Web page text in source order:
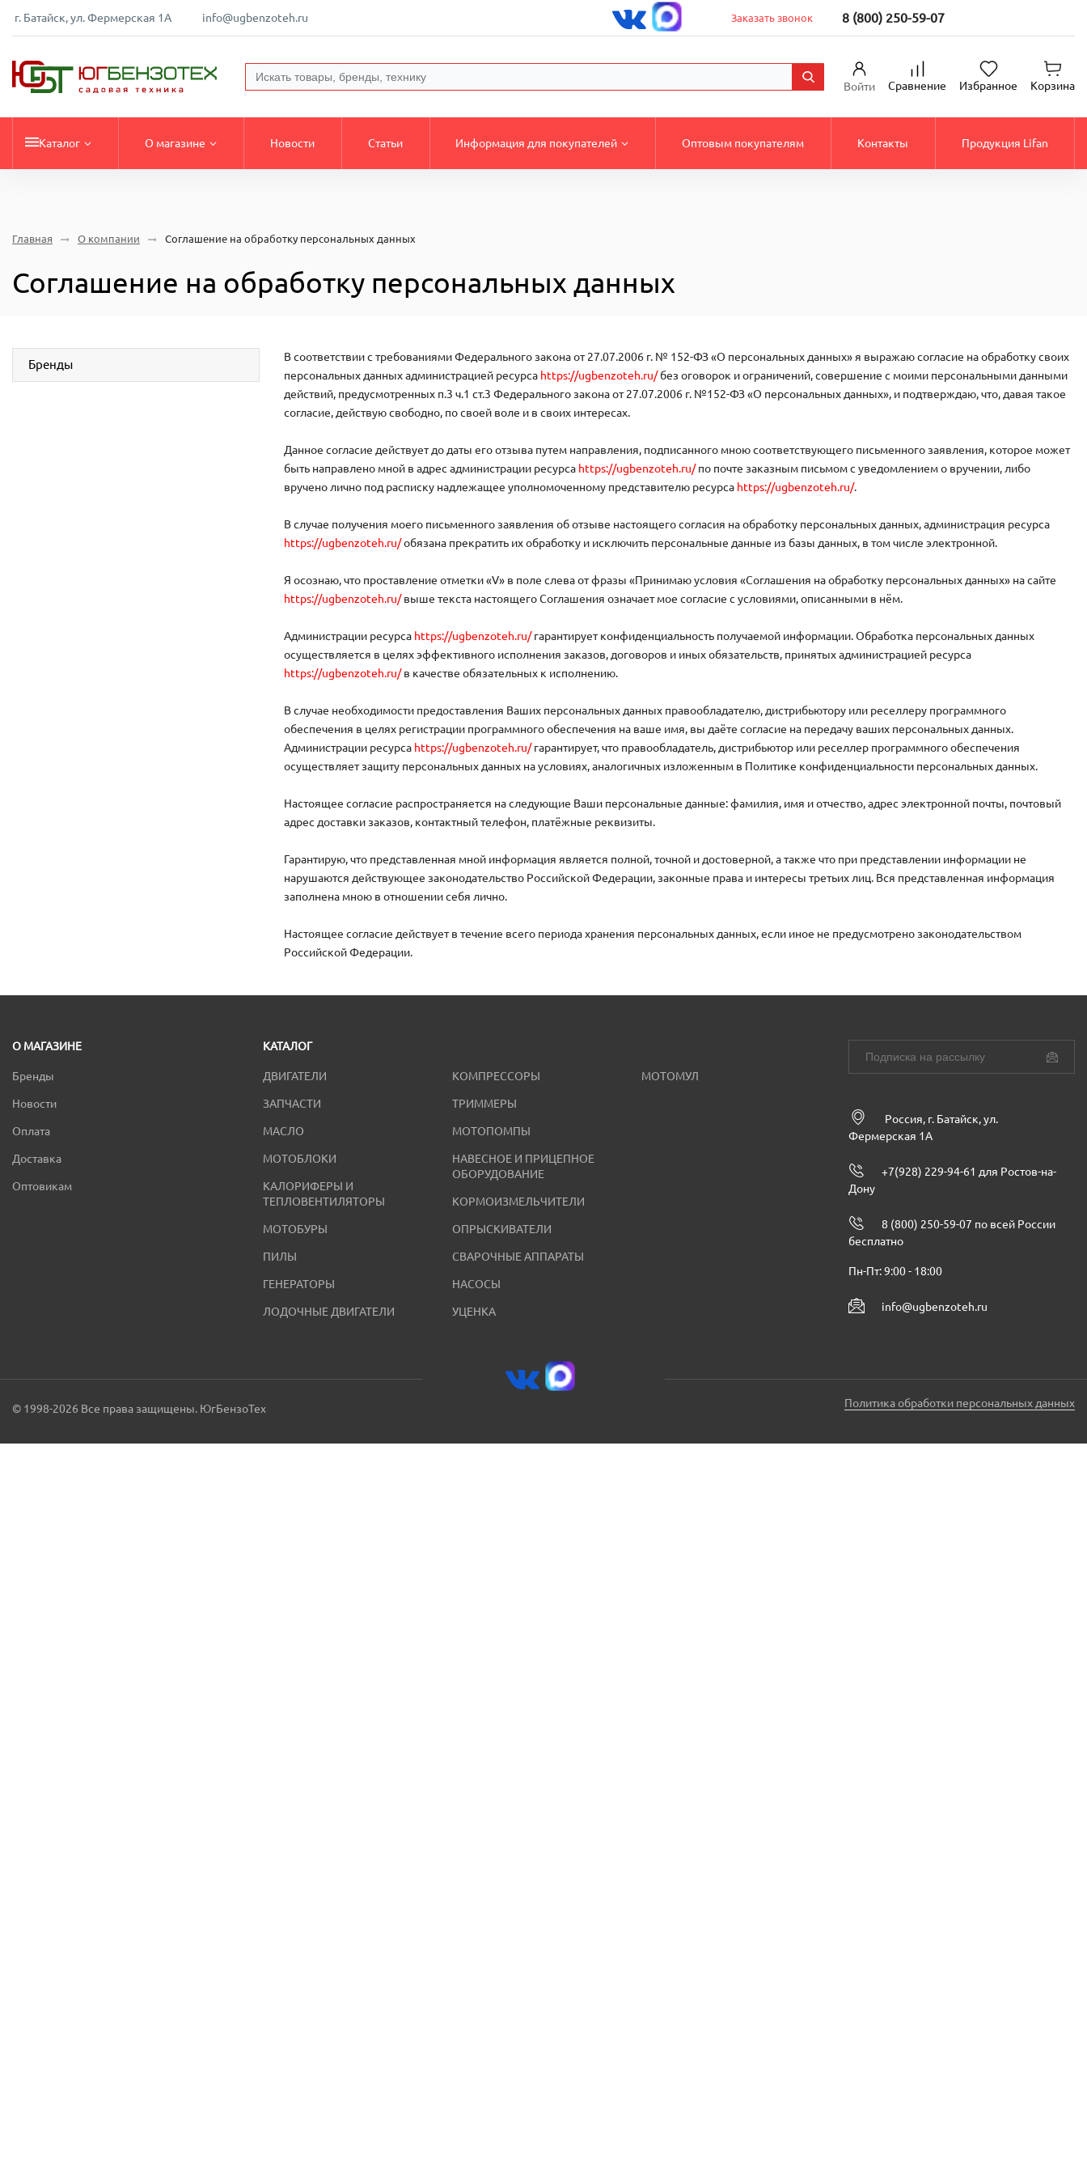
г. Батайск, ул. Фермерская 1А info@ugbenzoteh.ru Заказать звонок 8 (800) 250-59-07
Войти Сравнение Избранное Корзина
Каталог О магазине Новости Статьи Информация для покупателей Оптовым покупателям Контакты Продукция Lifan
Главная О компании Соглашение на обработку персональных данных
Соглашение на обработку персональных данных
Бренды
В соответствии с требованиями Федерального закона от 27.07.2006 г. № 152-ФЗ «О персональных данных» я выражаю согласие на обработку своих
персональных данных администрацией ресурса https://ugbenzoteh.ru/без оговорок и ограничений, совершение с моими персональными данными
действий, предусмотренных п.3 ч.1 ст.3 Федерального закона от 27.07.2006 г. №152-ФЗ «О персональных данных», и подтверждаю, что, давая такое
согласие, действую свободно, по своей воле и в своих интересах.
Данное согласие действует до даты его отзыва путем направления, подписанного мною соответствующего письменного заявления, которое может
быть направлено мной в адрес администрации ресурса https://ugbenzoteh.ru/по почте заказным письмом с уведомлением о вручении, либо
вручено лично под расписку надлежащее уполномоченному представителю ресурса https://ugbenzoteh.ru/.
В случае получения моего письменного заявления об отзыве настоящего согласия на обработку персональных данных, администрация ресурса
https://ugbenzoteh.ru/обязана прекратить их обработку и исключить персональные данные из базы данных, в том числе электронной.
Я осознаю, что проставление отметки «V» в поле слева от фразы «Принимаю условия «Соглашения на обработку персональных данных» на сайте
https://ugbenzoteh.ru/выше текста настоящего Соглашения означает мое согласие с условиями, описанными в нём.
Администрации ресурса https://ugbenzoteh.ru/гарантирует конфиденциальность получаемой информации. Обработка персональных данных
осуществляется в целях эффективного исполнения заказов, договоров и иных обязательств, принятых администрацией ресурса
https://ugbenzoteh.ru/в качестве обязательных к исполнению.
В случае необходимости предоставления Ваших персональных данных правообладателю, дистрибьютору или реселлеру программного
обеспечения в целях регистрации программного обеспечения на ваше имя, вы даёте согласие на передачу ваших персональных данных.
Администрации ресурса https://ugbenzoteh.ru/гарантирует, что правообладатель, дистрибьютор или реселлер программного обеспечения
осуществляет защиту персональных данных на условиях, аналогичных изложенным в Политике конфиденциальности персональных данных.
Настоящее согласие распространяется на следующие Ваши персональные данные: фамилия, имя и отчество, адрес электронной почты, почтовый
адрес доставки заказов, контактный телефон, платёжные реквизиты.
Гарантирую, что представленная мной информация является полной, точной и достоверной, а также что при представлении информации не
нарушаются действующее законодательство Российской Федерации, законные права и интересы третьих лиц. Вся представленная информация
заполнена мною в отношении себя лично.
Настоящее согласие действует в течение всего периода хранения персональных данных, если иное не предусмотрено законодательством
Российской Федерации.
О МАГАЗИНЕ
Бренды
Новости
Оплата
Доставка
Оптовикам
КАТАЛОГ
ДВИГАТЕЛИ
ЗАПЧАСТИ
МАСЛО
МОТОБЛОКИ
КАЛОРИФЕРЫ И
ТЕПЛОВЕНТИЛЯТОРЫ
МОТОБУРЫ
ПИЛЫ
ГЕНЕРАТОРЫ
ЛОДОЧНЫЕ ДВИГАТЕЛИ
КОМПРЕССОРЫ
ТРИММЕРЫ
МОТОПОМПЫ
НАВЕСНОЕ И ПРИЦЕПНОЕ
ОБОРУДОВАНИЕ
КОРМОИЗМЕЛЬЧИТЕЛИ
ОПРЫСКИВАТЕЛИ
СВАРОЧНЫЕ АППАРАТЫ
НАСОСЫ
УЦЕНКА
МОТОМУЛ
Россия, г. Батайск, ул.
Фермерская 1А
+7(928) 229-94-61 для Ростов-на-
Дону
8 (800) 250-59-07 по всей России
бесплатно
Пн-Пт: 9:00 - 18:00
info@ugbenzoteh.ru
© 1998-2026 Все права защищены. ЮгБензоТех Политика обработки персональных данных